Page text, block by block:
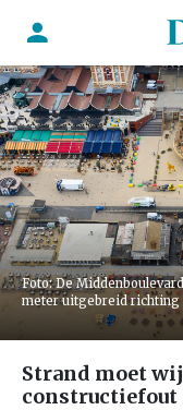
Foto: De
meter uitgebreid richting
Strand moet
constructiefout